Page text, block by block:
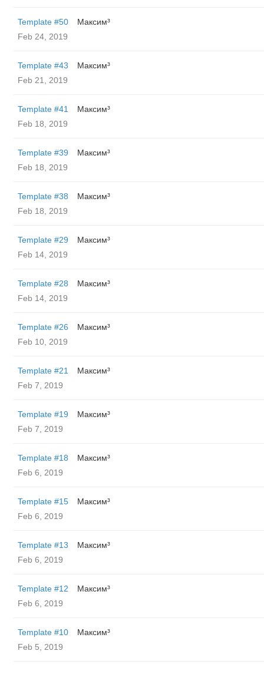
Template #50
Максим³
Feb 24, 2019
Template #43
Максим³
Feb 21, 2019
Template #41
Максим³
Feb 18, 2019
Template #39
Максим³
Feb 18, 2019
Template #38
Максим³
Feb 18, 2019
Template #29
Максим³
Feb 14, 2019
Template #28
Максим³
Feb 14, 2019
Template #26
Максим³
Feb 10, 2019
Template #21
Максим³
Feb 7, 2019
Template #19
Максим³
Feb 7, 2019
Template #18
Максим³
Feb 6, 2019
Template #15
Максим³
Feb 6, 2019
Template #13
Максим³
Feb 6, 2019
Template #12
Максим³
Feb 6, 2019
Template #10
Максим³
Feb 5, 2019